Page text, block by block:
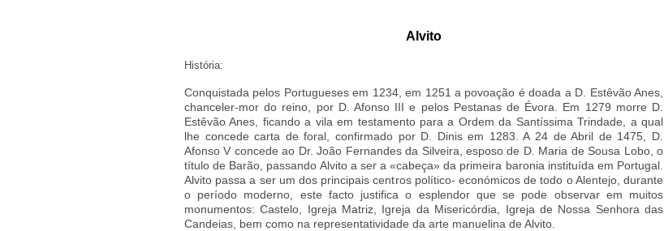
Alvito
História:
Conquistada pelos Portugueses em 1234, em 1251 a povoação é doada a D. Estêvão Anes,
chanceler-mor do reino, por D. Afonso III e pelos Pestanas de Évora. Em 1279 morre D.
Estêvão Anes, ficando a vila em testamento para a Ordem da Santíssima Trindade, a qual
lhe concede carta de foral, confirmado por D. Dinis em 1283. A 24 de Abril de 1475, D.
Afonso V concede ao Dr. João Fernandes da Silveira, esposo de D. Maria de Sousa Lobo, o
título de Barão, passando Alvito a ser a «cabeça» da primeira baronia instituída em Portugal.
Alvito passa a ser um dos principais centros político- económicos de todo o Alentejo, durante
o período moderno, este facto justifica o esplendor que se pode observar em muitos
monumentos: Castelo, Igreja Matriz, Igreja da Misericórdia, Igreja de Nossa Senhora das
Candeias, bem como na representatividade da arte manuelina de Alvito.